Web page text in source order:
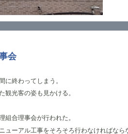
会
に終わってしまう。
観光客の姿も見かける。
組合理事会が行われた。
ューアル工事をそろそろ行わなければなら